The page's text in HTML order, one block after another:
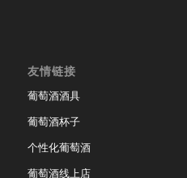
友情链接
葡萄酒酒具
葡萄酒杯子
个性化葡萄酒
葡萄酒线上店